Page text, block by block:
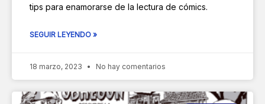
tips para enamorarse de la lectura de cómics.
SEGUIR LEYENDO »
18 marzo, 2023 No hay comentarios